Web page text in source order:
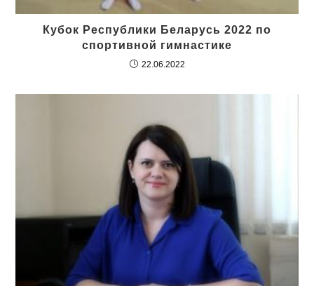
Кубок Республики Беларусь 2022 по
спортивной гимнастике
22.06.2022